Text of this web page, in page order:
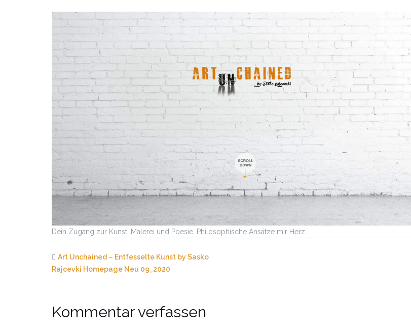
Dein Zugang zur Kunst, Malerei und Poesie. Philosophische Ansätze mir Herz.
Art Unchained – Entfesselte Kunst by Sasko
Rajcevki Homepage Neu 09_2020
Kommentar verfassen